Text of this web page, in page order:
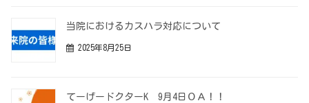
当院におけるカスハラ対応について
2025年8月25日
てーげードクターK 9月4日ＯＡ！！